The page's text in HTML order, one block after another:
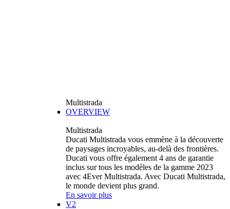
Multistrada
OVERVIEW
Multistrada
Ducati Multistrada vous emmène à la découverte
de paysages incroyables, au-delà des frontières.
Ducati vous offre également 4 ans de garantie
inclus sur tous les modèles de la gamme 2023
avec 4Ever Multistrada. Avec Ducati Multistrada,
le monde devient plus grand.
En savoir plus
V2